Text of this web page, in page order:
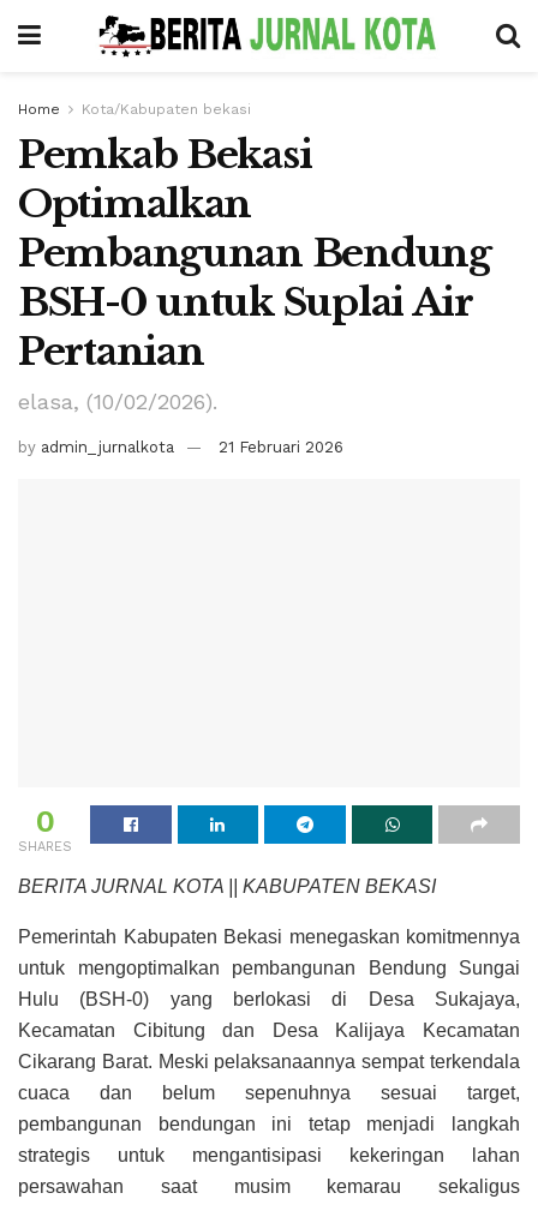
Home Kota/Kabupaten bekasi
Pemkab Bekasi
Optimalkan
Pembangunan Bendung
BSH-0 untuk Suplai Air
Pertanian
elasa, (10/02/2026).
by admin_jurnalkota 21 Februari 2026
0
SHARES
BERITA JURNAL KOTA || KABUPATEN BEKASI
Pemerintah Kabupaten Bekasi menegaskan komitmennya
untuk mengoptimalkan pembangunan Bendung Sungai
Hulu (BSH-0) yang berlokasi di Desa Sukajaya,
Kecamatan Cibitung dan Desa Kalijaya Kecamatan
Cikarang Barat. Meski pelaksanaannya sempat terkendala
cuaca dan belum sepenuhnya sesuai target,
pembangunan bendungan ini tetap menjadi langkah
strategis untuk mengantisipasi kekeringan lahan
persawahan saat musim kemarau sekaligus